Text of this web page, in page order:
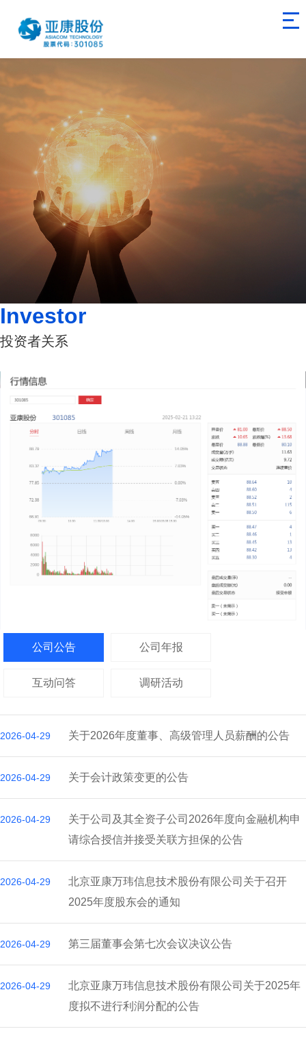
Investor
投资者关系
公司公告 公司年报
互动问答 调研活动
2026-04-29 关于2026年度董事、高级管理人员薪酬的公告
2026-04-29 关于会计政策变更的公告
2026-04-29
关于公司及其全资子公司2026年度向金融机构申
请综合授信并接受关联方担保的公告
2026-04-29
北京亚康万玮信息技术股份有限公司关于召开
2025年度股东会的通知
2026-04-29 第三届董事会第七次会议决议公告
2026-04-29
北京亚康万玮信息技术股份有限公司关于2025年
度拟不进行利润分配的公告